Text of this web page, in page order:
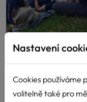
Nastavení
Cookies používáme
volitelně také pro